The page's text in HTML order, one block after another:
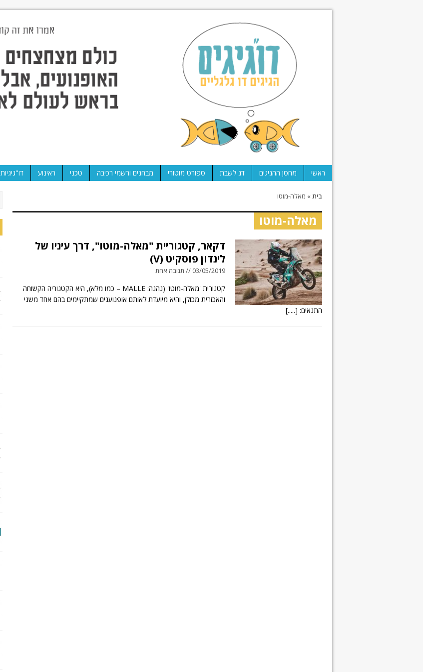
ראשי מחסן ההגיגים דג לשבת ספורט מוטורי מבחנים ורשמי רכיבה טכני ראינוע דו"גיגיות
בית» מאלה-מוטו
מאלה-מוטו
דקאר, קטגוריית "מאלה-מוטו", דרך עיניו של
לינדון פוסקיט (V)
03/05/2019 // תגובה אחת
קטגורית 'מאלה-מוטו' (נהגה: MALLE – כמו מלא), היא הקטגוריה הקשוחה
והאכזרית מכולן, והיא מיועדת לאותם אופנוענים שמתקיימים בהם אחד משני
התנאים: [.....]